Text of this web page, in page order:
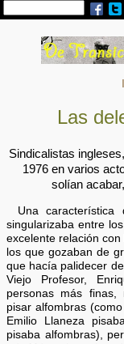
Las
Sindicalistas
1976 en varios
solían
Una característica
singularizaba entre
excelente relación
los que gozaban de
que hacía palidecer
Viejo Profesor,
personas más finas,
pisar alfombras
Emilio Llaneza
pisaba alfombras),